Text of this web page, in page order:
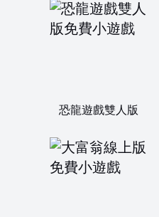
恐龍遊戲雙人版